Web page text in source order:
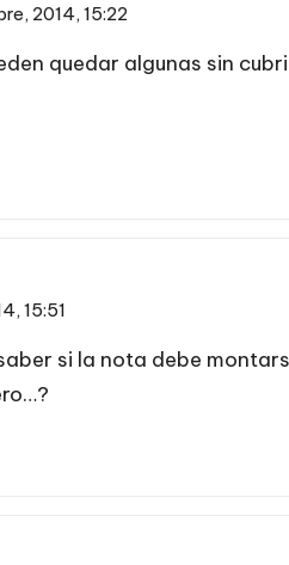
2014, 15:22
quedar algunas sin
15:51
si la nota debe